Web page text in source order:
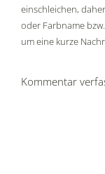
einschleichen,
oder Farbname
um eine kurze
Kommentar